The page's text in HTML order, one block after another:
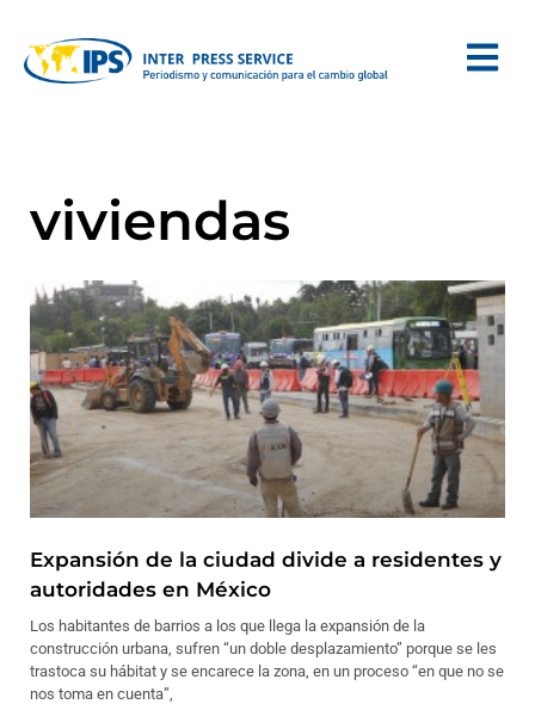
viviendas
Expansión de la ciudad divide a residentes y
autoridades en México
Los habitantes de barrios a los que llega la expansión de la
construcción urbana, sufren “un doble desplazamiento” porque se les
trastoca su hábitat y se encarece la zona, en un proceso “en que no se
nos toma en cuenta”,